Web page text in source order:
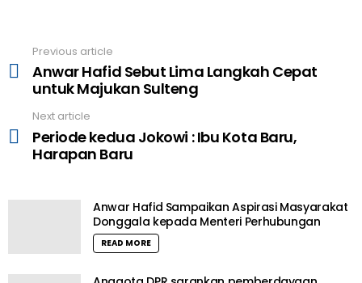
more
Previous article
Anwar Hafid Sebut Lima Langkah Cepat
untuk Majukan Sulteng
Next article
Periode kedua Jokowi : Ibu Kota Baru,
Harapan Baru
Anwar Hafid Sampaikan Aspirasi Masyarakat
Donggala kepada Menteri Perhubungan
READ MORE